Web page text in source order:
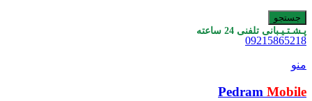
جستجو
پـشـتـیـبانی تلفنی 24 ساعته
09215865218
منو
Pedram Mobile